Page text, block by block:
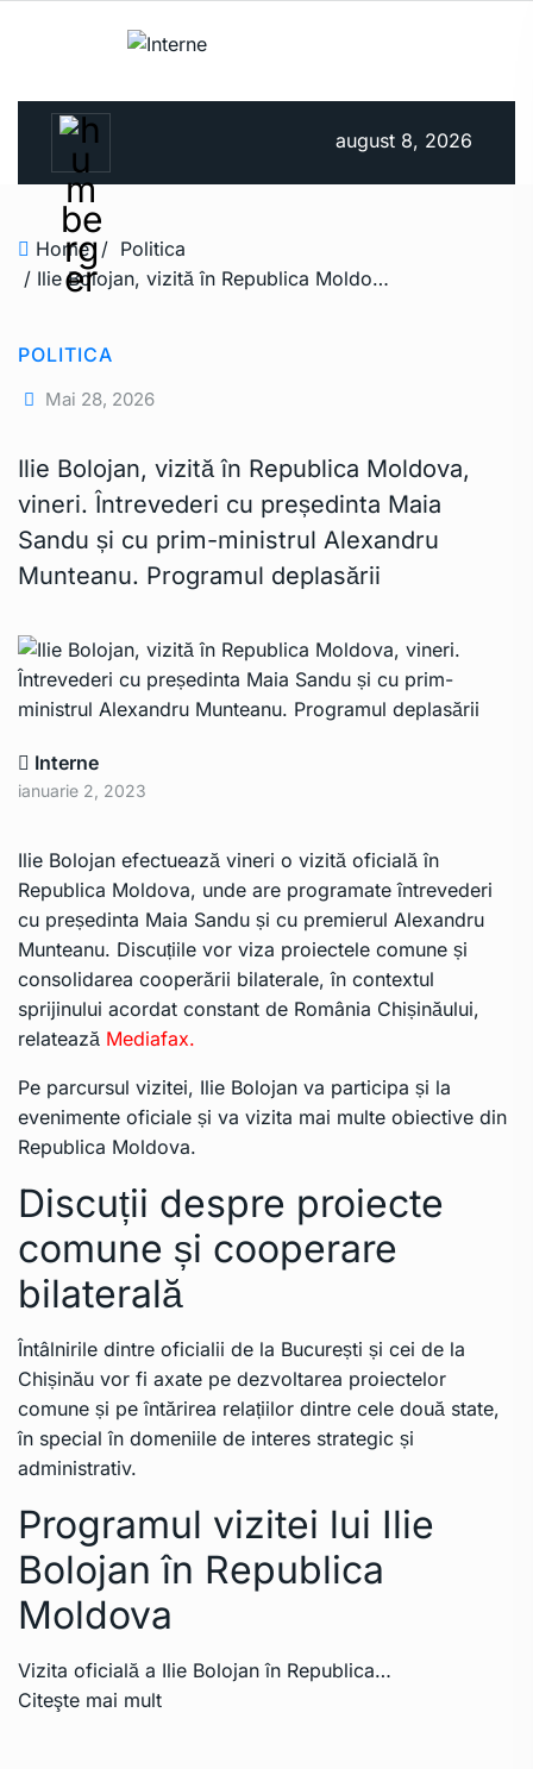
august 8, 2026
Home / Politica
/ Ilie Bolojan, vizită în Republica Moldova, vineri. Întrevederi cu președinta Maia Sandu și cu prim-ministrul Alexandru Munteanu. Programul deplasării
POLITICA
Mai 28, 2026
Ilie Bolojan, vizită în Republica Moldova,
vineri. Întrevederi cu președinta Maia
Sandu și cu prim-ministrul Alexandru
Munteanu. Programul deplasării
Interne
ianuarie 2, 2023
Ilie Bolojan efectuează vineri o vizită oficială în
Republica Moldova, unde are programate întrevederi
cu președinta Maia Sandu și cu premierul Alexandru
Munteanu. Discuțiile vor viza proiectele comune și
consolidarea cooperării bilaterale, în contextul
sprijinului acordat constant de România Chișinăului,
relatează Mediafax.
Pe parcursul vizitei, Ilie Bolojan va participa și la
evenimente oficiale și va vizita mai multe obiective din
Republica Moldova.
Discuții despre proiecte
comune și cooperare
bilaterală
Întâlnirile dintre oficialii de la București și cei de la
Chișinău vor fi axate pe dezvoltarea proiectelor
comune și pe întărirea relațiilor dintre cele două state,
în special în domeniile de interes strategic și
administrativ.
Programul vizitei lui Ilie
Bolojan în Republica
Moldova
Vizita oficială a Ilie Bolojan în Republica…
Citeşte mai mult